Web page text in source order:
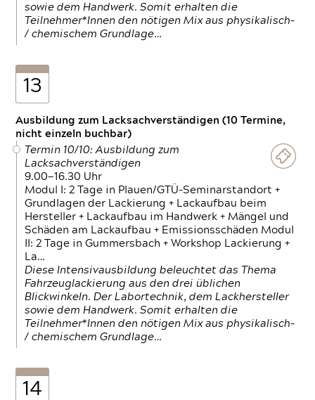
sowie dem Handwerk. Somit erhalten die
Teilnehmer*Innen den nötigen Mix aus physikalisch-
/ chemischem Grundlage…
13
Ausbildung zum Lacksachverständigen (10 Termine,
nicht einzeln buchbar)
Termin 10/10: Ausbildung zum
Lacksachverständigen
9.00—16.30 Uhr
Modul I: 2 Tage in Plauen/GTÜ-Seminarstandort +
Grundlagen der Lackierung + Lackaufbau beim
Hersteller + Lackaufbau im Handwerk + Mängel und
Schäden am Lackaufbau + Emissionsschäden Modul
II: 2 Tage in Gummersbach + Workshop Lackierung +
La…
Diese Intensivausbildung beleuchtet das Thema
Fahrzeuglackierung aus den drei üblichen
Blickwinkeln. Der Labortechnik, dem Lackhersteller
sowie dem Handwerk. Somit erhalten die
Teilnehmer*Innen den nötigen Mix aus physikalisch-
/ chemischem Grundlage…
14